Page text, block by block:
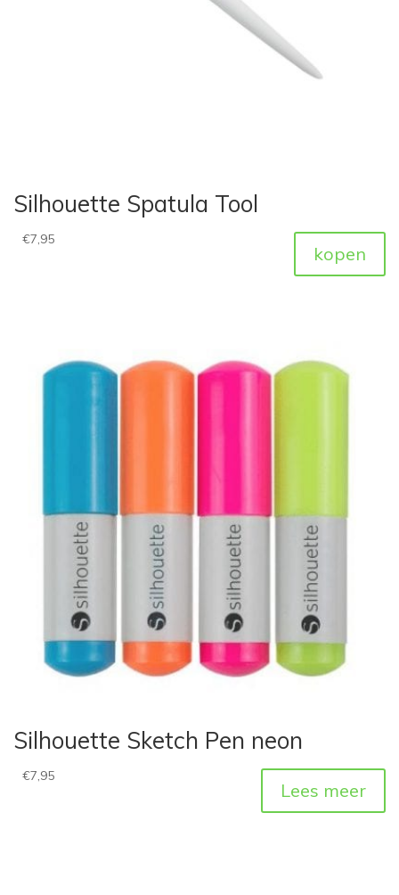
Silhouette Spatula Tool
€7,95
kopen
Silhouette Sketch Pen neon
€7,95
Lees meer